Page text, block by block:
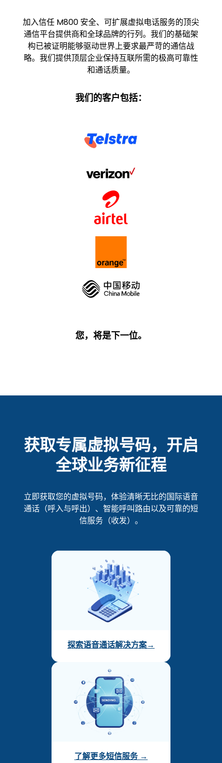
加入信任 M800 安全、可扩展虚拟电话服务的顶尖
通信平台提供商和全球品牌的行列。我们的基础架
构已被证明能够驱动世界上要求最严苛的通信战
略。我们提供顶层企业保持互联所需的极高可靠性
和通话质量。
我们的客户包括：
您，将是下一位。
获取专属虚拟号码，开启
全球业务新征程
立即获取您的虚拟号码，体验清晰无比的国际语音
通话（呼入与呼出）、智能呼叫路由以及可靠的短
信服务（收发）。
探索语音通话解决方案→
了解更多短信服务 →